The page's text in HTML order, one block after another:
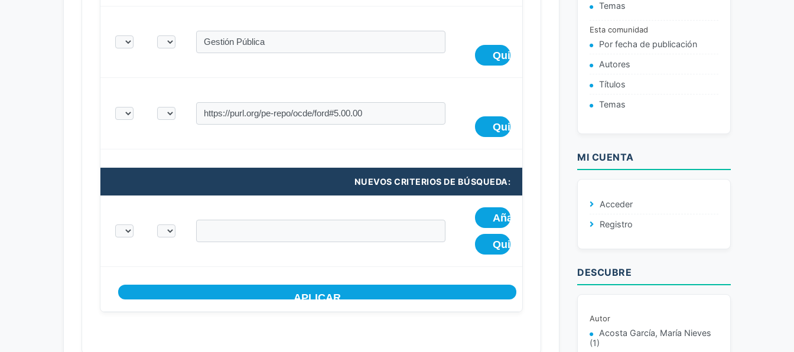
NUEVOS CRITERIOS DE BÚSQUEDA:
Temas
Esta comunidad
Por fecha de publicación
Autores
Títulos
Temas
MI CUENTA
Acceder
Registro
DESCUBRE
Autor
Acosta García, María Nieves
(1)